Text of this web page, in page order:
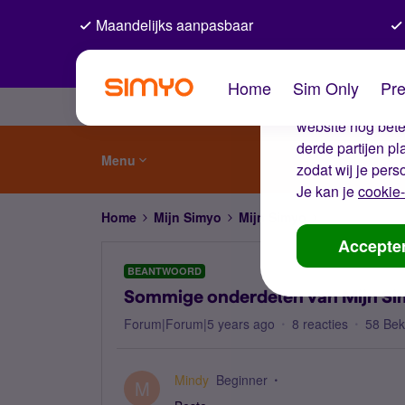
De
Wij gebruiken
website nog
derde partijen
zodat wij je
Je kan je
Maandelijks aanpasbaar
Home Sim Only
Menu
Home Mijn Simyo Mijn Simyo
BEANTWOORD
Sommige onderdelen van Mijn
Forum|Forum|5 years ago 8 reacties 58
M Mindy Beginner